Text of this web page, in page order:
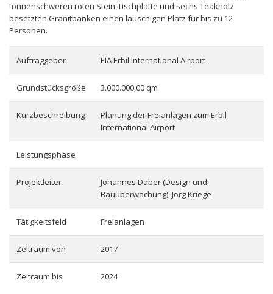
tonnenschweren roten Stein-Tischplatte und sechs Teakholz
besetzten Granitbänken einen lauschigen Platz für bis zu 12
Personen.
Auftraggeber EIA Erbil International Airport
Grundstücksgröße 3.000.000,00 qm
Kurzbeschreibung
Planung der Freianlagen zum Erbil
International Airport
Leistungsphase
Projektleiter
Johannes Daber (Design und
Bauüberwachung), Jörg Kriege
Tätigkeitsfeld Freianlagen
Zeitraum von 2017
Zeitraum bis 2024